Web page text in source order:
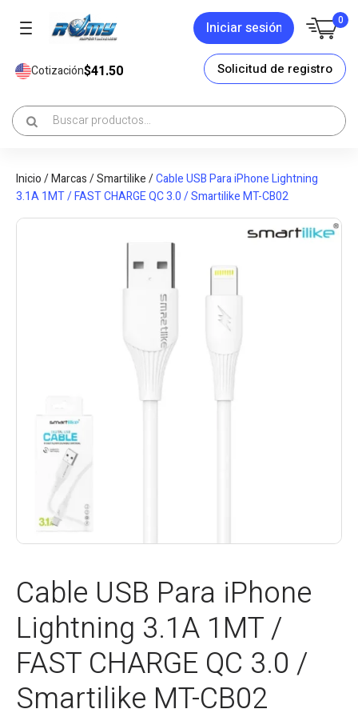
Iniciar sesión 0
Cotización$41.50 Solicitud de registro
Inicio/Marcas/Smartilike/Cable USB Para iPhone Lightning
3.1A 1MT / FAST CHARGE QC 3.0 / Smartilike MT-CB02
Cable USB Para iPhone
Lightning 3.1A 1MT /
FAST CHARGE QC 3.0 /
Smartilike MT-CB02